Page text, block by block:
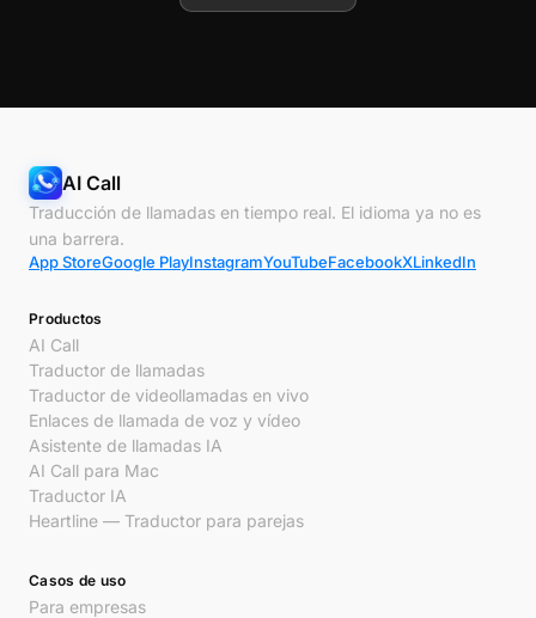
AI Call
Traducción de llamadas en tiempo real. El idioma ya no es
una barrera.
App StoreGoogle PlayInstagramYouTubeFacebookXLinkedIn
Productos
AI Call
Traductor de llamadas
Traductor de videollamadas en vivo
Enlaces de llamada de voz y vídeo
Asistente de llamadas IA
AI Call para Mac
Traductor IA
Heartline — Traductor para parejas
Casos de uso
Para empresas